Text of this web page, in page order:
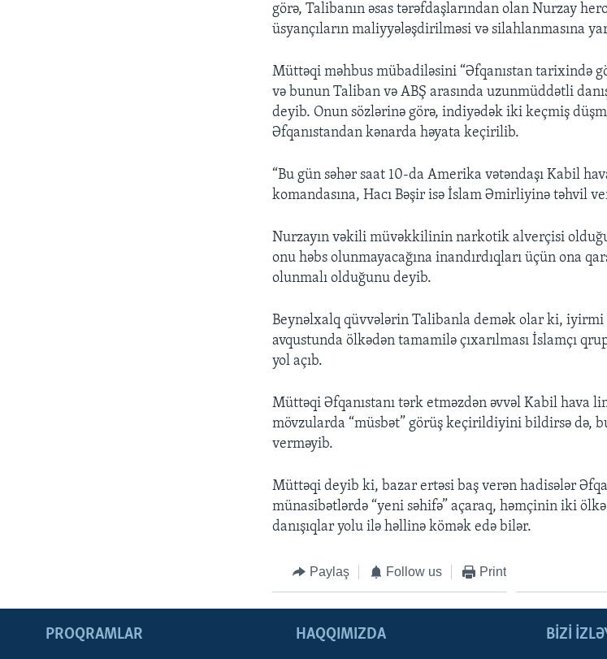
görə, Talibanın əsas tərəfdaşlarından olan Nurzay
üsyançıların maliyyələşdirilməsi və silahlanmasına
Müttəqi məhbus mübadiləsini “Əfqanıstan tarixində
və bunun Taliban və ABŞ arasında uzunmüddətli
deyib. Onun sözlərinə görə, indiyədək iki keçmiş
Əfqanıstandan kənarda həyata keçirilib.
“Bu gün səhər saat 10-da Amerika vətəndaşı Kabil
komandasına, Hacı Bəşir isə İslam Əmirliyinə təhvil
Nurzayın vəkili müvəkkilinin narkotik alverçisi
onu həbs olunmayacağına inandırdıqları üçün ona
olunmalı olduğunu deyib.
Beynəlxalq qüvvələrin Talibanla demək olar ki,
avqustunda ölkədən tamamilə çıxarılması İslamçı
yol açıb.
Müttəqi Əfqanıstanı tərk etməzdən əvvəl Kabil hava
mövzularda “müsbət” görüş keçirildiyini bildirsə də,
verməyib.
Müttəqi deyib ki, bazar ertəsi baş verən hadisələr
münasibətlərdə “yeni səhifə” açaraq, həmçinin iki
danışıqlar yolu ilə həllinə kömək edə bilər.
Paylaş Follow us Print
BIZI
PROQRAMLAR HAQQIMIZDA